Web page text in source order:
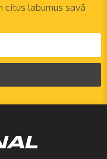
citus labumus savā